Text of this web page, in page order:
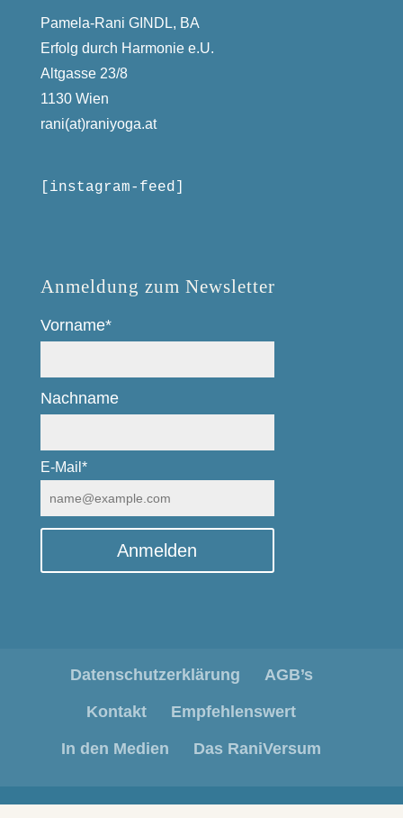
Pamela-Rani GINDL, BA
Erfolg durch Harmonie e.U.
Altgasse 23/8
1130 Wien
rani(at)raniyoga.at
[instagram-feed]
Anmeldung zum Newsletter
Vorname*
Nachname
E-Mail*
Anmelden
Datenschutzerklärung AGB’s
Kontakt Empfehlenswert
In den Medien Das RaniVersum